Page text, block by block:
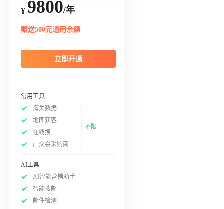
¥ 9800/年
赠送500元通用余额
立即开通
常用工具
海关数据
地图获客
在线搜
广交会采购商
不限
AI工具
AI智能营销助手
智能搜邮
邮件检测